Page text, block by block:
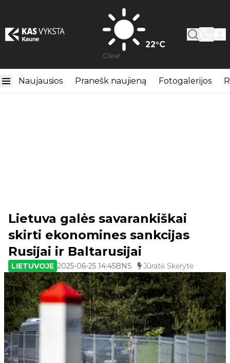
22°C
Clear
Naujausios Pranešk naujieną Fotogalerijos
Lietuva galės savarankiškai
skirti ekonomines sankcijas
Rusijai ir Baltarusijai
LIETUVOJE 2025-06-25 14:45BNS Jūratė Skėrytė